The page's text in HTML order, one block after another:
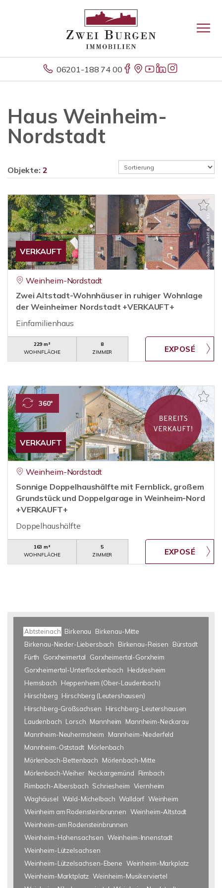
06201-188 74 00
Haus Weinheim-
Nordstadt
Objekte: 2
VERKAUFT
Weinheim-Nordstadt
Zwei Altstadt-Wohnhäuser in ruhiger Wohnlage
der Weinheimer Nordstadt +VERKAUFT+
Einfamilienhaus
229 m²
WOHNFLÄCHE
8
ZIMMER
VERKAUFT
360°
Weinheim-Nordstadt
Sonnige Doppelhaushälfte mit Fernblick, großem
Grundstück und Doppelgarage in Weinheim-Nord
+VERKAUFT+
Doppelhaushälfte
163 m²
WOHNFLÄCHE
5
ZIMMER
Abtsteinach Birkenau
Birkenau-Mitte
Birkenau-Nieder-Liebersbach
Birkenau-Reisen
Bürstadt
Fürth
Gorxheimertal
Gorxheimertal-Gorxheim
Gorxheimertal-Unterflockenbach
Heddesheim
Hemsbach
Heppenheim (Ober-Laudenbach)
Hirschberg Hirschberg (Leutershausen)
Hirschberg-Großsachsen
Hirschberg-Leutershausen
Laudenbach Lorsch Mannheim
Mannheim-Neckarau
Mannheim-Neuhermsheim
Mannheim-Niederfeld
Mannheim-Oststadt Mörlenbach
Mörlenbach-Bettenbach
Mörlenbach-Mitte
Mörlenbach-Weiher Neckargemünd
Rimbach
Rimbach-Albersbach Schriesheim Viernheim
Waghäusel Wald-Michelbach Walldorf Weinheim
Weinheim am Rodensteinbrunnen Weinheim-Altstadt
Weinheim-am Rodensteinbrunnen
Weinheim-Hohensachsen Weinheim-Innenstadt
Weinheim-Lützelsachsen
Weinheim-Lützelsachsen-Ebene Weinheim-Markplatz
Weinheim-Marktplatz Weinheim-Musikerviertel